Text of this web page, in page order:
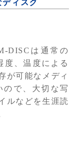
ィスク
DISCは通常の
度、温度による
が可能なメディ
ので、大切な写
ルなどを生涯読